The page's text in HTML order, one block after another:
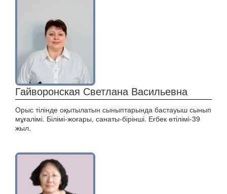
Гайворонская Светлана Васильевна
Орыс тілінде оқытылатын сыныптарында бастауыш сынып
мұғалімі. Білімі-жоғары, санаты-бірінші. Еғбек өтілімі-39
жыл.